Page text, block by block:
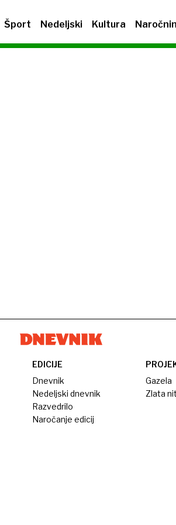
Šport Nedeljski Kultura
EDICIJE
Dnevnik
Nedeljski dnevnik
Razvedrilo
Naročanje edicij
Gazela
Zlata nit